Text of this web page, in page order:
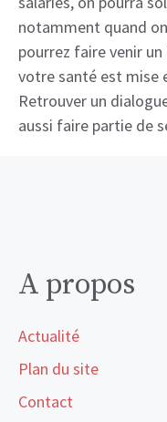
notamment quand
pourrez faire venir
votre santé est mise
Retrouver un
aussi faire partie de
A propos
Actualité
Plan du site
Contact